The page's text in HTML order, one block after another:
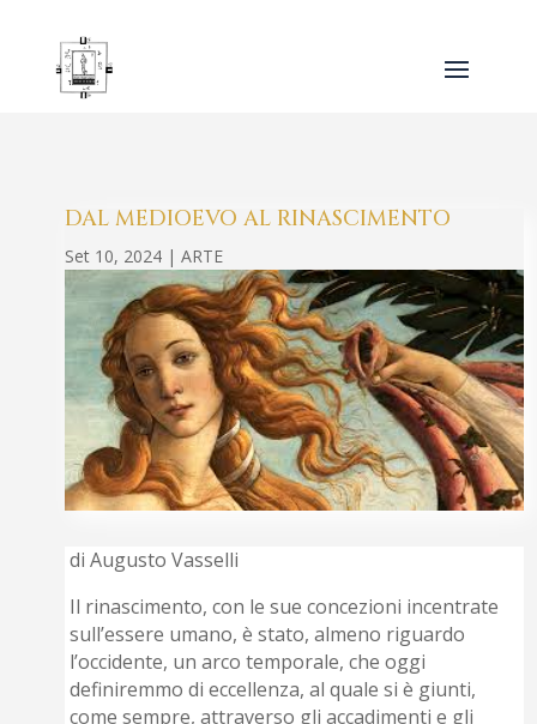
DAL MEDIOEVO AL RINASCIMENTO
Set 10, 2024 |ARTE
di Augusto Vasselli
Il rinascimento, con le sue concezioni incentrate
sull’essere umano, è stato, almeno riguardo
l’occidente, un arco temporale, che oggi
definiremmo di eccellenza, al quale si è giunti,
come sempre, attraverso gli accadimenti e gli